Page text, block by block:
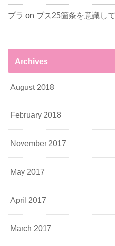
プラ on ブス25箇条を意識して
Archives
August 2018
February 2018
November 2017
May 2017
April 2017
March 2017